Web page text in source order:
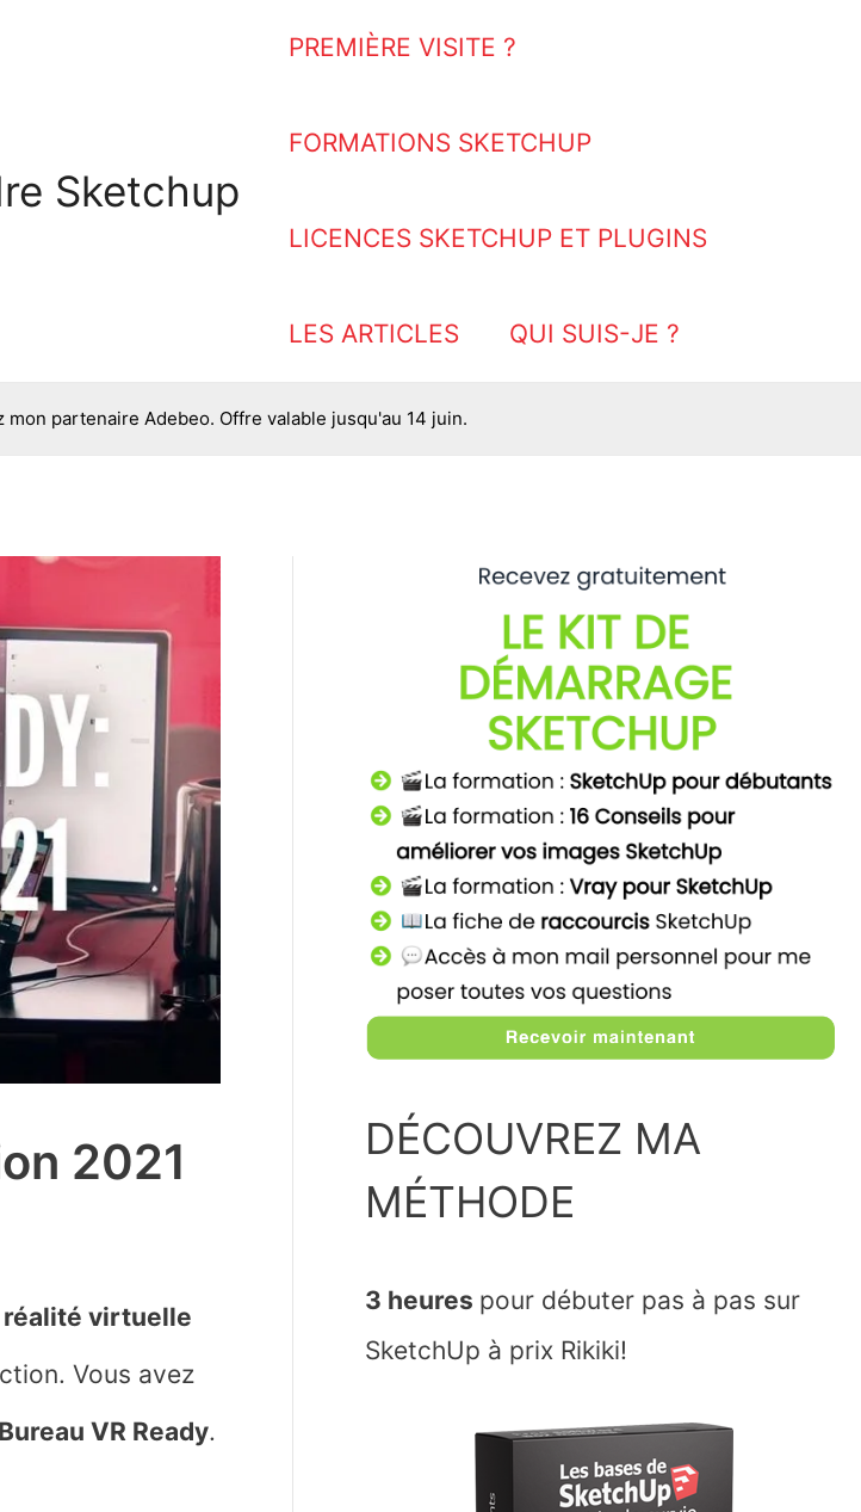
Sketchup
PREMIÈRE VISITE ?
FORMATIONS SKETCHUP
LICENCES SKETCHUP ET PLUGINS
LES ARTICLES QUI SUIS-JE ?
mon partenaire Adebeo. Offre valable jusqu'au 14 juin.
2021
réalité virtuelle
Vous avez
VR Ready.
DÉCOUVREZ MA
MÉTHODE
3 heures pour débuter pas à pas sur
SketchUp à prix Rikiki!